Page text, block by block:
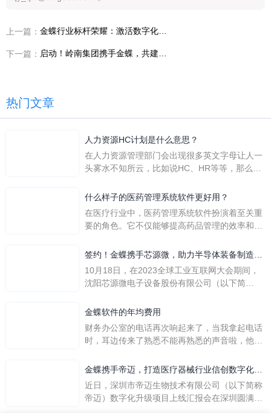
上一篇：
下一篇：
热门文章
人力资源HC计划是什么意思？
在人力资源管理部门会出现很多英文字母让人一
头雾水不知所云，比如说HC、HR等等，那么它
么呢？
什么样子的医药管理系统软件更好用？
在医疗行业中，医药管理系统软件扮演着至关重
要的角色。它不仅能够提高药品管理的效率和准
一个好用的医药管理系统软件应具备以下特点。
地进行操作。 复杂的
签约！金蝶携手芯源微，助力半导体装备制造领
先企业迈向世界
10月18日，在2023全球工业互联网大会期间，
沈阳芯源微电子设备股份有限公司（以下简
下简称“金蝶”）在辽宁沈阳签署战略合作协议。
营管控平台，从而实现公司产研一体化、业财一
体化，提升公司整体业务水平。
金蝶软件的年均费用
财务办公室的电话再次响起来了，当我拿起电话
时，耳边传来了熟悉不能再熟悉的声音啦，他就
软件过程中遇到任何问题，我都可以获得金蝶服
一年的使用时间已经到了。我们公司用的是金蝶
KIS系列的标准版，一年的服务费是1000元/年。
金蝶携手帝迈，打造医疗器械行业信创数字化标
杆
近日，深圳市帝迈生物技术有限公司（以下简称
帝迈）数字化升级项目上线汇报会在深圳圆满召